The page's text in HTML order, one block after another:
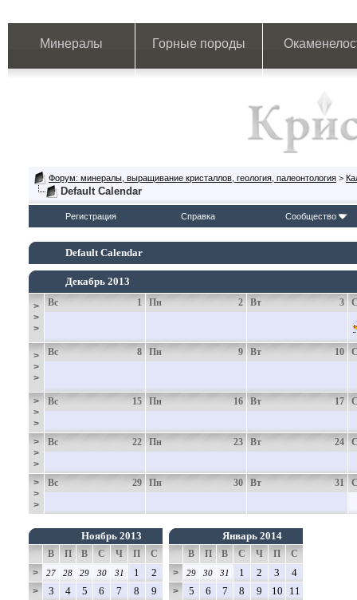
Минералы Горные породы
Форум: минералы, выращивание кристаллов, геология, палеонтология >
Default Calendar
Регистрация Справка Сообщество
Default Calendar
Декабрь 2013
>
>
>
1
Вс 2
Пн 3
Вт
>
>
>
8
Вс 9
Пн 10
Вт
>
>
>
15
Вс 16
Пн 17
Вт
>
>
>
22
Вс 23
Пн 24
Вт
>
>
>
29
Вс 30
Пн 31
Вт
Ноябрь 2013
В П В С Ч П
С
>
27 28 29 30 31 1 2
> 3 4 5 6 7 8 9
Январь 2014
В П В С Ч П
С
>
29 30 31 1 2 3 4
> 5 6 7 8 9 10 11